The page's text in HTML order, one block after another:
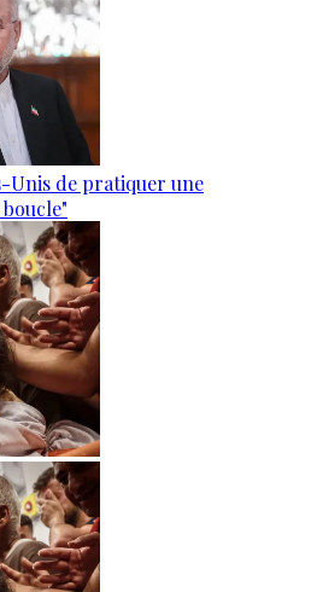
Unis de pratiquer une